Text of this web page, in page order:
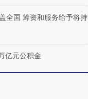
全国 筹资和服务给予将持
亿元公积金